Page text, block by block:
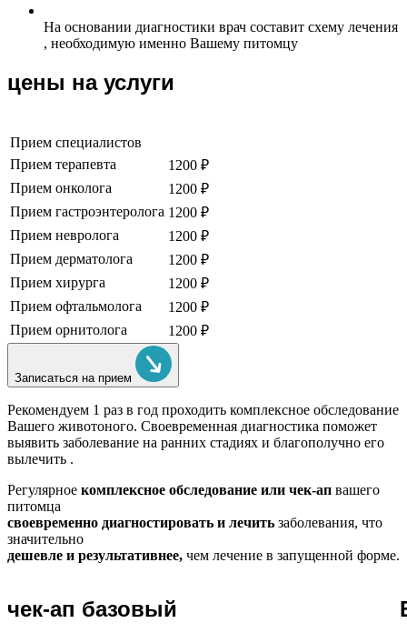
На основании диагностики врач составит схему лечения
, необходимую именно Вашему питомцу
цены на услуги
Прием специалистов
Прием терапевта
1200 ₽
Прием онколога
1200 ₽
Прием гастроэнтеролога 1200 ₽
Прием невролога
1200 ₽
Прием дерматолога
1200 ₽
Прием хирурга
1200 ₽
Прием офтальмолога
1200 ₽
Прием орнитолога
1200 ₽
Записаться на прием
Рекомендуем 1 раз в год проходить комплексное обследование
Вашего животоного. Своевременная диагностика поможет
выявить заболевание на ранних стадиях и благополучно его
вылечить .
Регулярное комплексное обследование или чек-ап вашего
питомца
своевременно диагностировать и лечить заболевания, что
значительно
дешевле и результативнее, чем лечение в запущенной форме.
чек-ап базовый